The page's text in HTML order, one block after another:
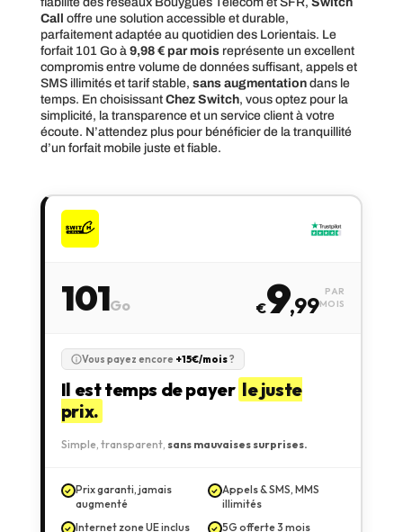
Call offre une solution accessible et durable,
parfaitement adaptée au quotidien des Lorientais. Le
forfait 101 Go à 9,98 € par moisreprésente un excellent
compromis entre volume de données suffisant, appels et
SMS illimités et tarif stable, sans augmentationdans le
temps. En choisissant Chez Switch, vous optez pour la
simplicité, la transparence et un service client à votre
écoute. N’attendez plus pour bénéficier de la tranquillité
d’un forfait mobile juste et fiable.
101Go €9,99
PAR
MOIS
Vous payez encore +15€/mois?
Il est temps de payer le juste
prix.
Simple, transparent, sans mauvaises surprises.
Prix garanti, jamais
augmenté
Appels & SMS, MMS
illimités
Internet zone UE inclus
5G offerte 3 mois